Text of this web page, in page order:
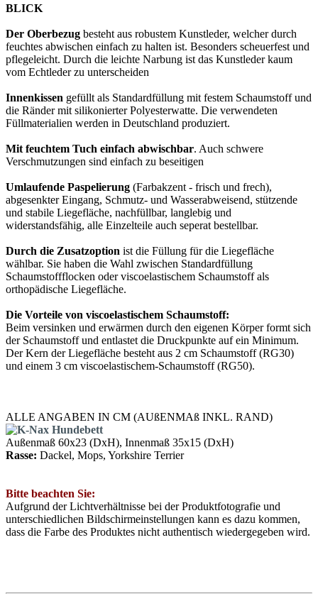
BLICK
Der Oberbezug besteht aus robustem Kunstleder, welcher durch
feuchtes abwischen einfach zu halten ist. Besonders scheuerfest und
pflegeleicht. Durch die leichte Narbung ist das Kunstleder kaum
vom Echtleder zu unterscheiden
Innenkissen gefüllt als Standardfüllung mit festem Schaumstoff und
die Ränder mit silikonierter Polyesterwatte. Die verwendeten
Füllmaterialien werden in Deutschland produziert.
Mit feuchtem Tuch einfach abwischbar. Auch schwere
Verschmutzungen sind einfach zu beseitigen
Umlaufende Paspelierung (Farbakzent - frisch und frech),
abgesenkter Eingang, Schmutz- und Wasserabweisend, stützende
und stabile Liegefläche, nachfüllbar, langlebig und
widerstandsfähig, alle Einzelteile auch seperat bestellbar.
Durch die Zusatzoption ist die Füllung für die Liegefläche
wählbar. Sie haben die Wahl zwischen Standardfüllung
Schaumstoffflocken oder viscoelastischem Schaumstoff als
orthopädische Liegefläche.
Die Vorteile von viscoelastischem Schaumstoff:
Beim versinken und erwärmen durch den eigenen Körper formt sich
der Schaumstoff und entlastet die Druckpunkte auf ein Minimum.
Der Kern der Liegefläche besteht aus 2 cm Schaumstoff (RG30)
und einem 3 cm viscoelastischem-Schaumstoff (RG50).
ALLE ANGABEN IN CM (AUßENMAß INKL. RAND)
Außenmaß 60x23 (DxH), Innenmaß 35x15 (DxH)
Rasse: Dackel, Mops, Yorkshire Terrier
Bitte beachten Sie:
Aufgrund der Lichtverhältnisse bei der Produktfotografie und
unterschiedlichen Bildschirmeinstellungen kann es dazu kommen,
dass die Farbe des Produktes nicht authentisch wiedergegeben wird.